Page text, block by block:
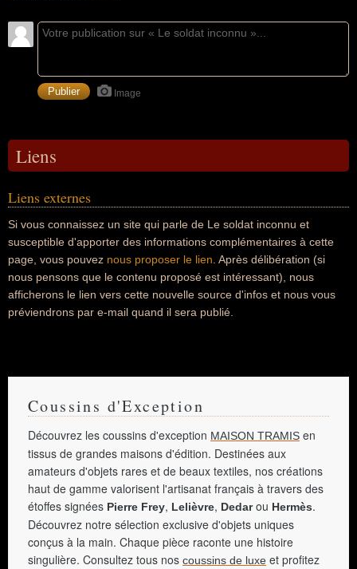
Image
Liens
Liens externes
Si vous connaissez un site qui parle de Le soldat inconnu et
susceptible d'apporter des informations complémentaires à cette
page, vous pouvez nous proposer le lien . Après délibération (si
nous pensons que le contenu proposé est intéressant), nous
afficherons le lien vers cette nouvelle source d'infos et nous vous
préviendrons par e-mail quand il sera publié.
Coussins d'Exception
Découvrez les coussins d'exception MAISON TRAMIS en
tissus de grandes maisons d'édition. Destinées aux
amateurs d'objets rares et de beaux textiles, nos créations
haut de gamme valorisent l'artisanat français à travers des
étoffes signées Pierre Frey, Lelièvre, Dedarou Hermès.
Découvrez notre sélection exclusive d'objets uniques
conçus à la main. Chaque pièce raconte une histoire
singulière. Consultez tous nos coussins de luxe et profitez